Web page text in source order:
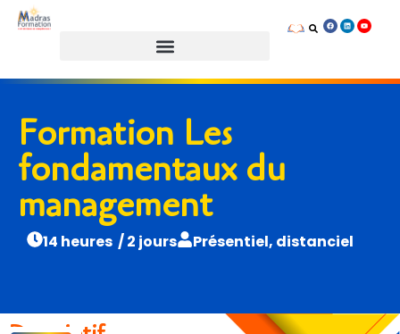
Formation Les
fondamentaux du
management
14 heures / 2 jours Présentiel, distanciel